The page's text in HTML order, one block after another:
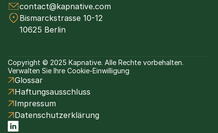
contact@kapnative.com
Bismarckstrasse 10-12
10625 Berlin
Copyright © 2025 Kapnative. Alle Rechte vorbehalten.
Verwalten Sie Ihre Cookie-Einwilligung
Glossar
Haftungsausschluss
Impressum
Datenschutzerklärung